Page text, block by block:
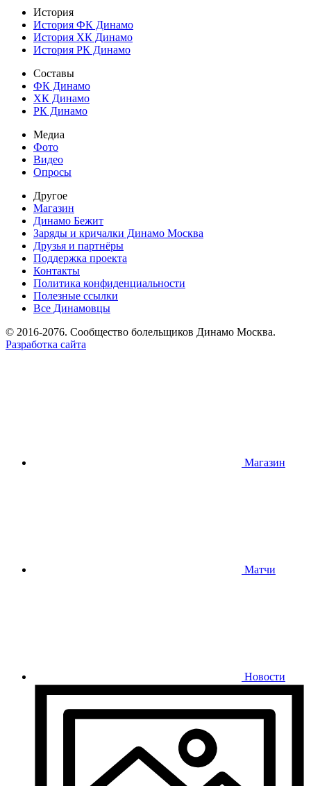
История
История ФК Динамо
История ХК Динамо
История РК Динамо
Составы
ФК Динамо
ХК Динамо
РК Динамо
Медиа
Фото
Видео
Опросы
Другое
Магазин
Динамо Бежит
Заряды и кричалки Динамо Москва
Друзья и партнёры
Поддержка проекта
Контакты
Политика конфиденциальности
Полезные ссылки
Все Динамовцы
© 2016-2076. Сообщество болельщиков Динамо Москва.
Разработка сайта
Магазин
Матчи
Новости